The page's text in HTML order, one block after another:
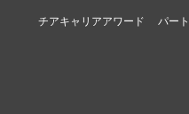
チアキャリアアワード パー